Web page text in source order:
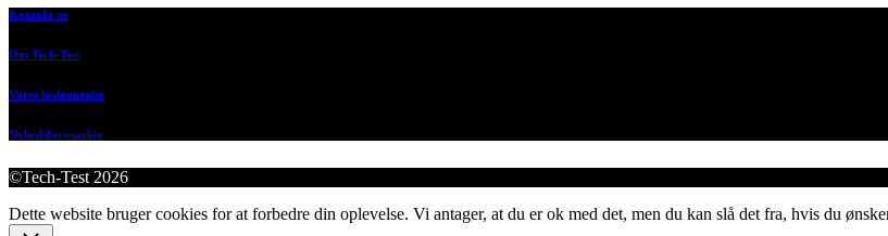
Kontakt os
Om Tech-Test
Vores bedømmelse
Nyhedsbrevsarkiv
©Tech-Test 2026
Dette website bruger cookies for at forbedre din oplevelse. Vi antager, at du er ok med det, men du kan slå det fra, hvis du